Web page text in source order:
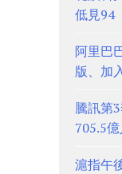
低見94
阿里巴
版、加
騰訊第
705.5
滬指午